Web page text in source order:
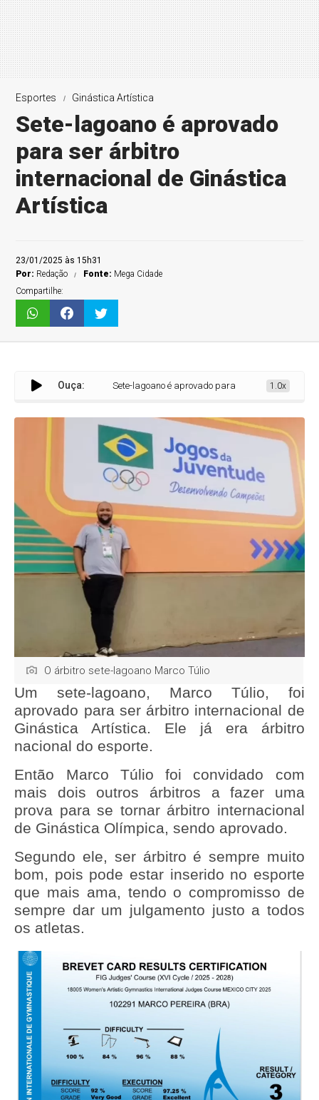
Esportes Ginástica Artística
Sete-lagoano é aprovado
para ser árbitro
internacional de Ginástica
Artística
23/01/2025 às 15h31
Por: Redação Fonte: Mega Cidade
Compartilhe:
Ouça:
Sete-lagoano é aprovado para ser árbitro internacional de
1.0x
O árbitro sete-lagoano Marco Túlio
Um sete-lagoano, Marco Túlio, foi
aprovado para ser árbitro internacional de
Ginástica Artística. Ele já era árbitro
nacional do esporte.
Então Marco Túlio foi convidado com
mais dois outros árbitros a fazer uma
prova para se tornar árbitro internacional
de Ginástica Olímpica, sendo aprovado.
Segundo ele, ser árbitro é sempre muito
bom, pois pode estar inserido no esporte
que mais ama, tendo o compromisso de
sempre dar um julgamento justo a todos
os atletas.